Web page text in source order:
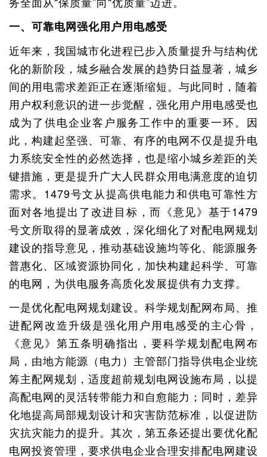
一、可靠电网强化用户用电感受
近年来，我国城市化进程已步入质量提升与结构优
化的新阶段，城乡融合发展的趋势日益显著，城乡
间的用电需求差距正在逐渐缩短。与此同时，随着
用户权利意识的进一步觉醒，强化用户用电感受也
成为了供电企业客户服务工作中的重要一环。因
此，构建起坚强、可靠、有序的电网不仅是提升电
力系统安全性的必然选择，也是缩小城乡差距的关
键措施，更是提升广大人民群众用电满意度的迫切
需求。1479号文从提高供电能力和供电可靠性方
面对各地提出了改进目标，而《意见》基于1479
号文所取得的显著成效，深化细化了对配电网规划
建设的指导意见，推动基础设施均等化、能源服务
普惠化、区域资源协同化，加快构建起科学、可靠
的电网，为供电服务高质化发展提供有力支撑。
一是优化配电网规划建设。科学规划配网布局、推
进配网改造升级是强化用户用电感受的主心骨，
《意见》第五条明确指出，要科学规划配电网布
局，由地方能源（电力）主管部门指导供电企业统
筹主配网规划，适度超前规划电网设施布局，以提
高配电网的灵活转带能力和自愈能力；同时，差异
化地提高局部规划设计和灾害防范标准，以促进防
灾抗灾能力的提升。其次，第五条还提出要优化配
电网投资管理，要求供电企业合理安排配电网建设